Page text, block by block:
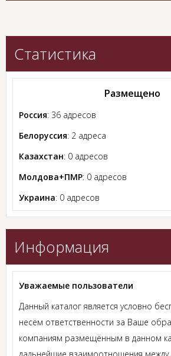
Статистика
Размещено
Россия: 36 адресов
Белоруссия: 2 адреса
Казахстан: 0 адресов
Молдова+ПМР: 0 адресов
Украина: 0 адресов
Информация
Уважаемые пользователи
Данный каталог является условно
несём ответственности за Ваше
компаниям размещённым в данном